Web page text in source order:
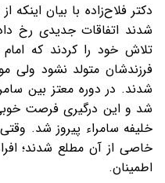
دکتر فلاح‌زاده با بیان
شدند اتفاقات جدیدی رخ
تلاش خود را کردند که
فرزندشان متولد نشود ولی
شدند. در دوره معتز بین
شد و این درگیری فرصت
خلیفه سامراء پیروز شد.
خاصی از آن مطلع شدند؛
اطمینان.